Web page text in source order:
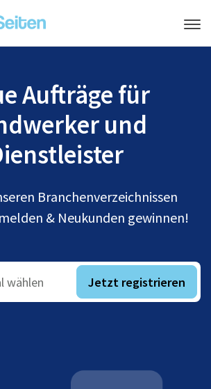
Aufträge für
und
Branchenverzeichnissen
& Neukunden gewinnen!
wählen Jetzt registrieren